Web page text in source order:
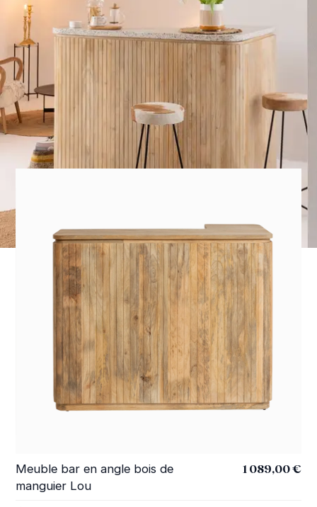
Meuble bar en angle bois de
manguier Lou
1 089,00 €